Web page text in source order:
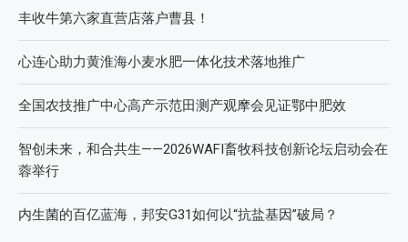
丰收牛第六家直营店落户曹县！
心连心助力黄淮海小麦水肥一体化技术落地推广
全国农技推广中心高产示范田测产观摩会见证鄂中肥效
智创未来，和合共生——2026WAFI畜牧科技创新论坛启动会在
蓉举行
内生菌的百亿蓝海，邦安G31如何以“抗盐基因”破局？